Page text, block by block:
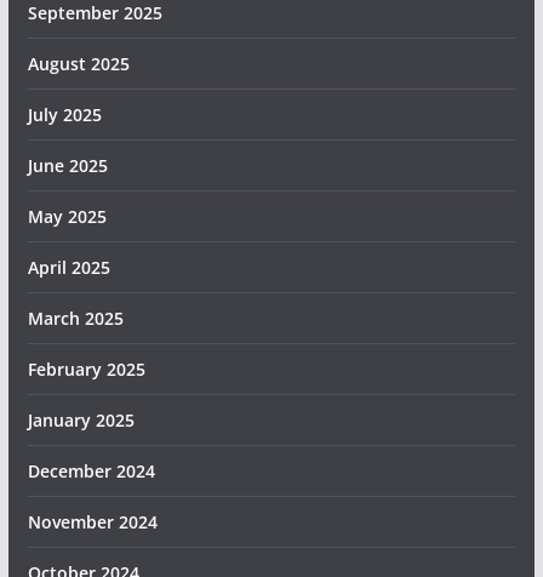
September 2025
August 2025
July 2025
June 2025
May 2025
April 2025
March 2025
February 2025
January 2025
December 2024
November 2024